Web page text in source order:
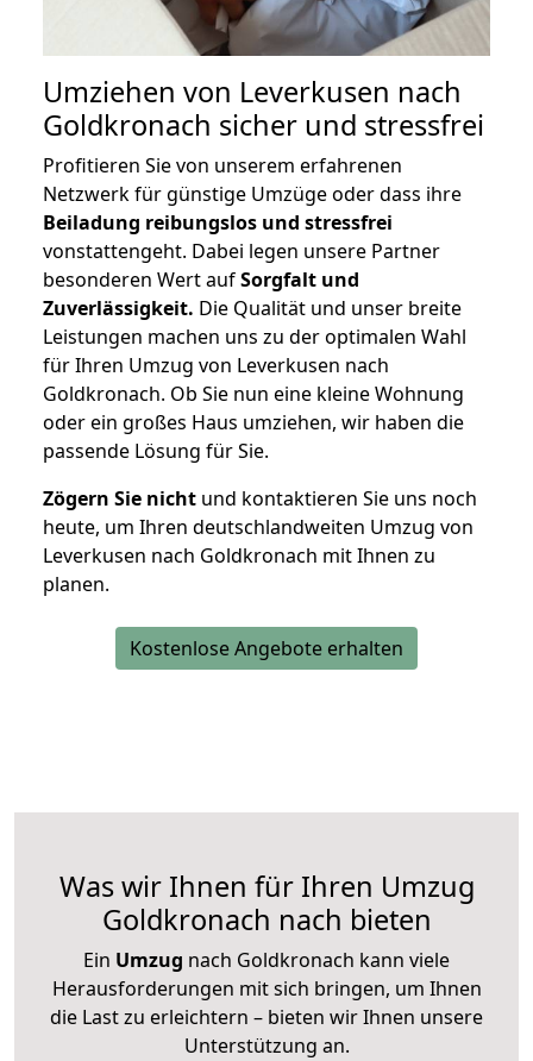
Umziehen von Leverkusen nach
Goldkronach sicher und stressfrei
Profitieren Sie von unserem erfahrenen
Netzwerk für günstige Umzüge oder dass ihre
Beiladung reibungslos und stressfrei
vonstattengeht. Dabei legen unsere Partner
besonderen Wert aufSorgfalt und
Zuverlässigkeit. Die Qualität und unser breite
Leistungen machen uns zu der optimalen Wahl
für Ihren Umzug von Leverkusen nach
Goldkronach. Ob Sie nun eine kleine Wohnung
oder ein großes Haus umziehen, wir haben die
passende Lösung für Sie.
Zögern Sie nicht und kontaktieren Sie uns noch
heute, um Ihren deutschlandweiten Umzug von
Leverkusen nach Goldkronach mit Ihnen zu
planen.
Kostenlose Angebote erhalten
Was wir Ihnen für Ihren Umzug
Goldkronach nach bieten
Ein Umzug nach Goldkronach kann viele
Herausforderungen mit sich bringen, um Ihnen
die Last zu erleichtern – bieten wir Ihnen unsere
Unterstützung an.